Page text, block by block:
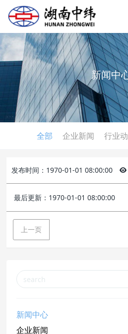
新闻中
全部 企业新闻 行业
发布时间：1970-01-01 08:00:00
最后更新：1970-01-01 08:00:00
上一页
新闻中心
企业新闻